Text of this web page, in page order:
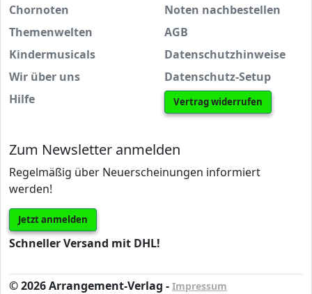
Chornoten
Themenwelten
Kindermusicals
Wir über uns
Hilfe
Noten nachbestellen
AGB
Datenschutzhinweise
Datenschutz-Setup
Vertrag widerrufen
Zum Newsletter anmelden
Regelmäßig über Neuerscheinungen informiert
werden!
Jetzt anmelden
Schneller Versand mit DHL!
© 2026 Arrangement-Verlag - Impressum